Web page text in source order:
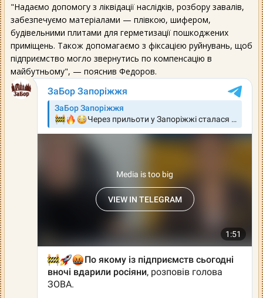
"Надаємо допомогу з ліквідації наслідків, розбору завалів,
забезпечуємо матеріалами — плівкою, шифером,
будівельними плитами для герметизації пошкоджених
приміщень. Також допомагаємо з фіксацією руйнувань, щоб
підприємство могло звернутись по компенсацію в
майбутньому", — пояснив Федоров.